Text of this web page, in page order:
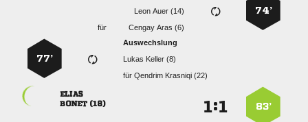
74’
  
für
  
Auswechslung
  
für  
77’
83’
:

 